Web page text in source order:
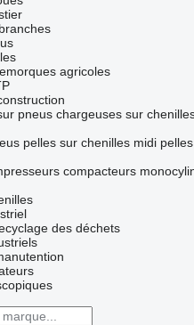
agricoles
pneus chargeuses sur
pelles sur chenilles midi pelles
compacteurs
des déchets